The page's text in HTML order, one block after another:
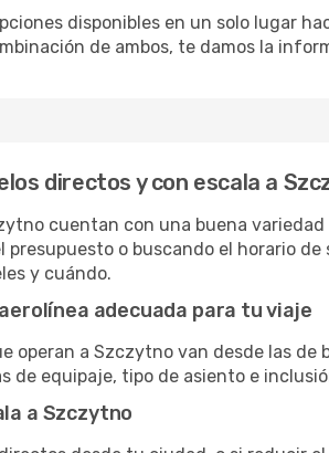
disponibles en un solo lugar
de ambos, te damos la
directos y con escala a
cuentan con una buena
presupuesto o buscando el horario
y cuándo.
adecuada para tu viaje
operan a Szczytno van desde las
de equipaje, tipo de asiento e
a Szczytno